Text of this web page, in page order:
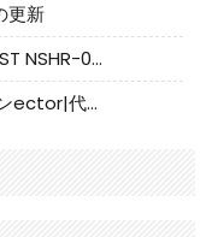
更新
JSTコネクタ-正品および代替品としてJST NSHR-02V-Sコネクタを提供します
JSTコンector-正品JST GHR-09V-Sコンector|代替品提供